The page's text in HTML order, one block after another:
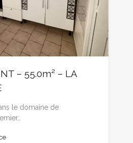
– 55.0m² – LA
le domaine de